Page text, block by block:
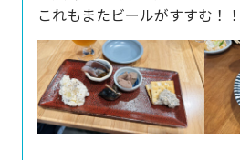
これもまたビールがすすむ！！